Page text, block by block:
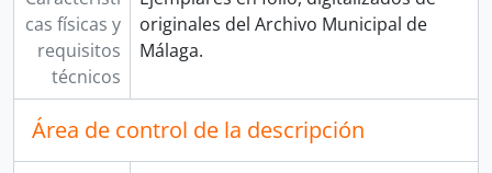
cas físicas y
requisitos
técnicos
originales del Archivo Municipal de
Málaga.
Área de control de la descripción